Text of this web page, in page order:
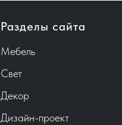
Разделы сайта
Мебель
Свет
Декор
Дизайн-проект